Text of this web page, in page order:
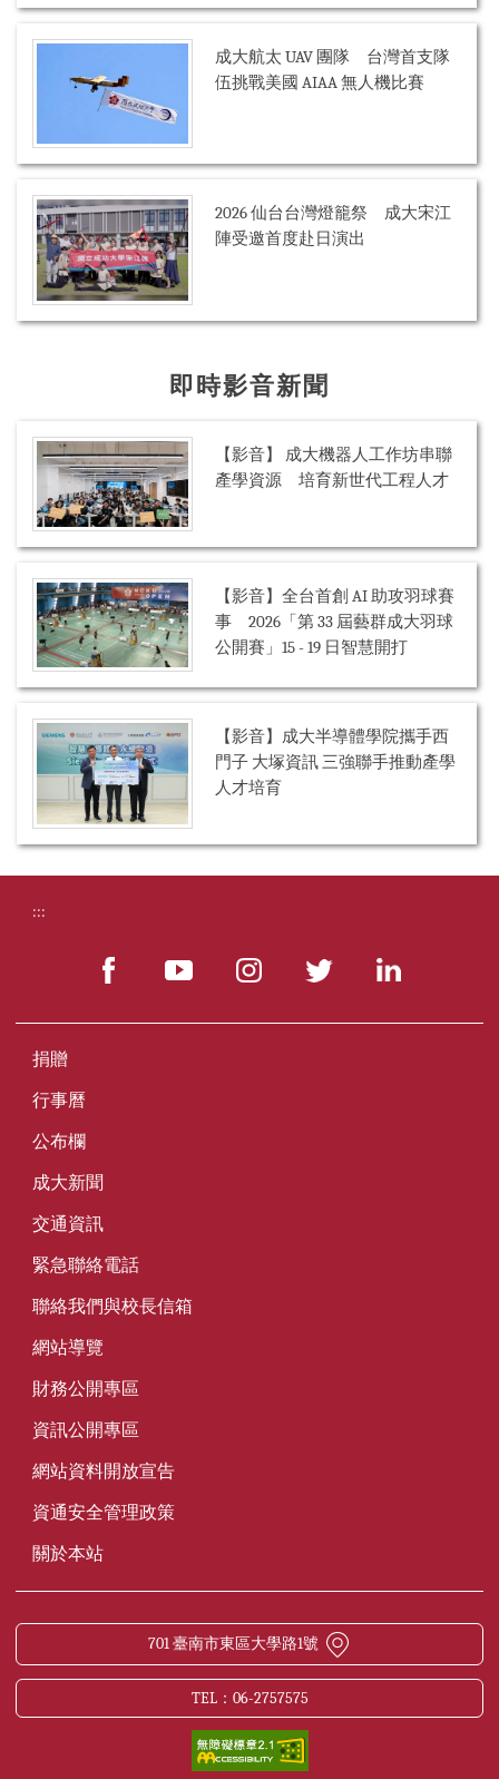
成大航太 UAV 團隊 台灣首支隊
伍挑戰美國 AIAA 無人機比賽
2026 仙台台灣燈籠祭 成大宋江
陣受邀首度赴日演出
即時影音新聞
【影音】 成大機器人工作坊串聯
產學資源 培育新世代工程人才
【影音】全台首創 AI 助攻羽球賽
事 2026「第 33 屆藝群成大羽球
公開賽」15 - 19 日智慧開打
【影音】成大半導體學院攜手西
門子 大塚資訊 三強聯手推動產學
人才培育
:::
捐贈
行事曆
公布欄
成大新聞
交通資訊
緊急聯絡電話
聯絡我們與校長信箱
網站導覽
財務公開專區
資訊公開專區
網站資料開放宣告
資通安全管理政策
關於本站
701 臺南市東區大學路1號
TEL：06-2757575